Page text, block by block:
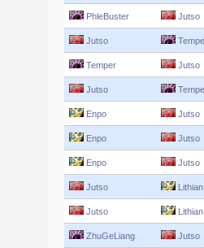
PhleBuster Jutso
Jutso
Temper Jutso
Jutso
Enpo Jutso
Enpo Jutso
Enpo Jutso
Jutso Lithian
Jutso Lithian
ZhuGeLiang Jutso